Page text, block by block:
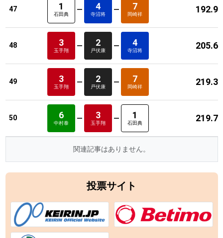
47 1
石田典
4
寺沼将
7
岡崎祥 192.9
48 3
玉手翔
2
戸伏康
4
寺沼将 205.6
49 3
玉手翔
2
戸伏康
7
岡崎祥 219.3
50 6
中村泰
3
玉手翔
1
石田典 219.7
関連記事はありません。
投票サイト